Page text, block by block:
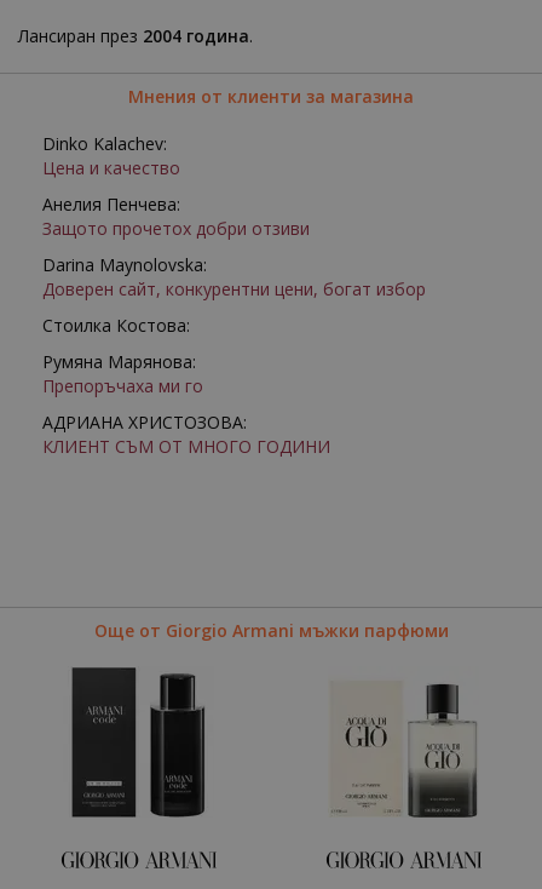
Лансиран през 2004 година.
Мнения от клиенти за магазина
Dinko Kalachev:
Цена и качество
Анелия Пенчева:
Защото прочетох добри отзиви
Darina Maynolovska:
Доверен сайт, конкурентни цени, богат избор
Стоилка Костова:
Румяна Марянова:
Препоръчаха ми го
АДРИАНА ХРИСТОЗОВА:
КЛИЕНТ СЪМ ОТ МНОГО ГОДИНИ
Още от Giorgio Armani мъжки парфюми